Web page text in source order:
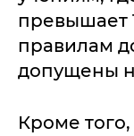
превышает
правилам
допущены
Кроме